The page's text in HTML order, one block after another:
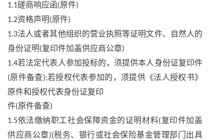
1.1磋商响应函(原件)
1.2资格声明(原件)
1.3法人或者其他组织的营业执照等证明文件、自然人的
身份证明(复印件加盖供应商公章)
1.4若法定代表人参加投标的，须提供本人身份证复印件
(原件备查);若授权代表参加的，须提供《法人授权书》
原件和授权代表身份证复印
件(原件备查)
1.5依法缴纳职工社会保障资金的证明材料(复印件加盖
供应商公章)(税务、银行或社会保险基金管理部门出具